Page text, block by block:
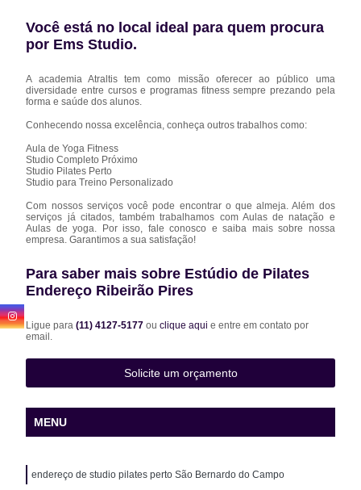
Você está no local ideal para quem procura
por Ems Studio.
A academia Atraltis tem como missão oferecer ao público uma
diversidade entre cursos e programas fitness sempre prezando pela
forma e saúde dos alunos.
Conhecendo nossa excelência, conheça outros trabalhos como:
Aula de Yoga Fitness
Studio Completo Próximo
Studio Pilates Perto
Studio para Treino Personalizado
Com nossos serviços você pode encontrar o que almeja. Além dos
serviços já citados, também trabalhamos com Aulas de natação e
Aulas de yoga. Por isso, fale conosco e saiba mais sobre nossa
empresa. Garantimos a sua satisfação!
Para saber mais sobre Estúdio de Pilates
Endereço Ribeirão Pires
Ligue para(11) 4127-5177ouclique aqui e entre em contato por
email.
Solicite um orçamento
MENU
endereço de studio pilates perto São Bernardo do Campo